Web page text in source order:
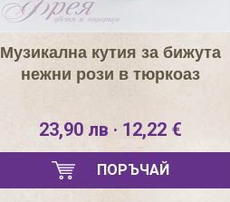
Музикална кутия за бижута
нежни рози в тюркоаз
23,90 лв · 12,22 €
ПОРЪЧАЙ